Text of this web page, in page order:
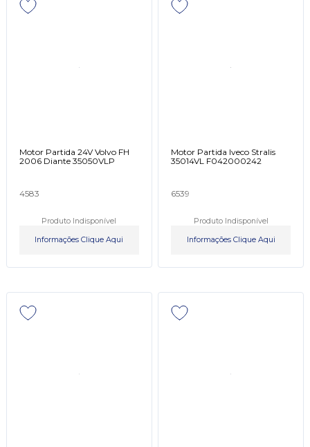
Motor Partida 24V Volvo FH
2006 Diante 35050VLP
4583
Produto Indisponível
Informações Clique Aqui
Motor Partida Iveco Stralis
35014VL F042000242
6539
Produto Indisponível
Informações Clique Aqui